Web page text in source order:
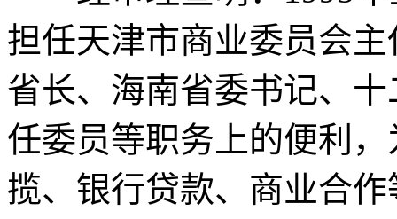
担任天津市商业委员会
省长、海南省委书记、
任委员等职务上的便利
揽、银行贷款、商业合